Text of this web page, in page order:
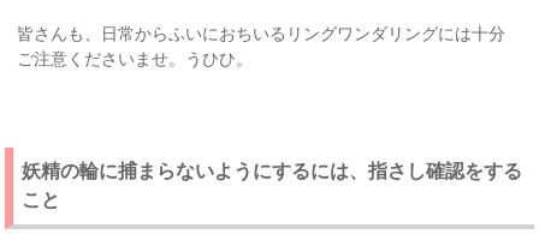
皆さんも、日常からふいにおちいるリングワンダリングには十分
ご注意くださいませ。うひひ。
妖精の輪に捕まらないようにするには、指さし確認をする
こと